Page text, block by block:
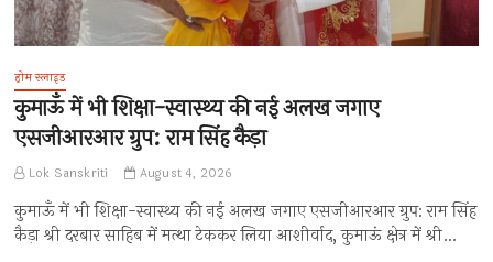
होम स्लाइड
कुमाऊँ में भी शिक्षा-स्वास्थ्य की नई अलख जगाए
एसजीआरआर ग्रुप: राम सिंह कैड़ा
Lok Sanskriti August 4, 2026
कुमाऊँ में भी शिक्षा-स्वास्थ्य की नई अलख जगाए एसजीआरआर ग्रुप: राम सिंह
कैड़ा श्री दरबार साहिब में मत्था टेककर लिया आशीर्वाद, कुमाऊं क्षेत्र में श्री…